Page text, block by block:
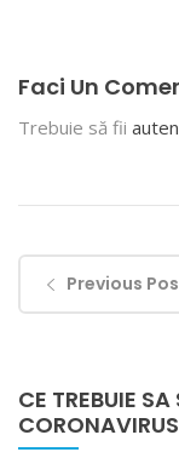
Faci Un
Trebuie să fii
Previous
CE TREBUIE
CORONAVIRUS